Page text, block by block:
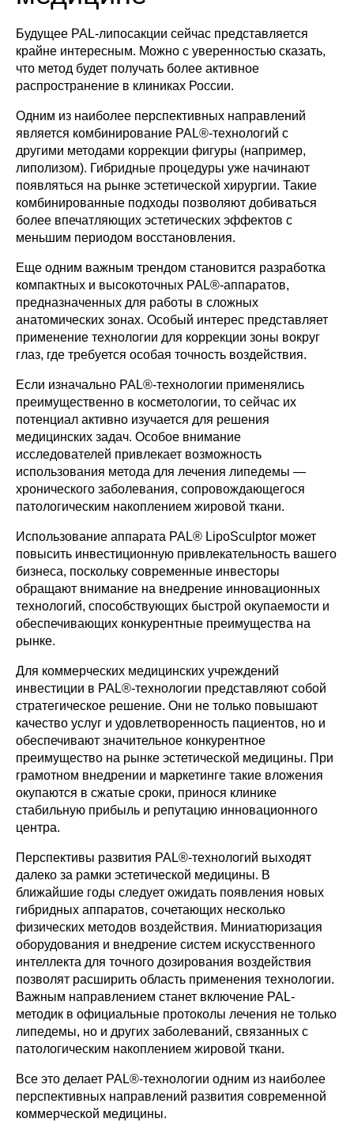
Будущее PAL-липосакции сейчас представляется
крайне интересным. Можно с уверенностью сказать,
что метод будет получать более активное
распространение в клиниках России.
Одним из наиболее перспективных направлений
является комбинирование PAL®-технологий с
другими методами коррекции фигуры (например,
липолизом). Гибридные процедуры уже начинают
появляться на рынке эстетической хирургии. Такие
комбинированные подходы позволяют добиваться
более впечатляющих эстетических эффектов с
меньшим периодом восстановления.
Еще одним важным трендом становится разработка
компактных и высокоточных PAL®-аппаратов,
предназначенных для работы в сложных
анатомических зонах. Особый интерес представляет
применение технологии для коррекции зоны вокруг
глаз, где требуется особая точность воздействия.
Если изначально PAL®-технологии применялись
преимущественно в косметологии, то сейчас их
потенциал активно изучается для решения
медицинских задач. Особое внимание
исследователей привлекает возможность
использования метода для лечения липедемы —
хронического заболевания, сопровождающегося
патологическим накоплением жировой ткани.
Использование аппарата PAL® LipoSculptor может
повысить инвестиционную привлекательность вашего
бизнеса, поскольку современные инвесторы
обращают внимание на внедрение инновационных
технологий, способствующих быстрой окупаемости и
обеспечивающих конкурентные преимущества на
рынке.
Для коммерческих медицинских учреждений
инвестиции в PAL®-технологии представляют собой
стратегическое решение. Они не только повышают
качество услуг и удовлетворенность пациентов, но и
обеспечивают значительное конкурентное
преимущество на рынке эстетической медицины. При
грамотном внедрении и маркетинге такие вложения
окупаются в сжатые сроки, принося клинике
стабильную прибыль и репутацию инновационного
центра.
Перспективы развития PAL®-технологий выходят
далеко за рамки эстетической медицины. В
ближайшие годы следует ожидать появления новых
гибридных аппаратов, сочетающих несколько
физических методов воздействия. Миниатюризация
оборудования и внедрение систем искусственного
интеллекта для точного дозирования воздействия
позволят расширить область применения технологии.
Важным направлением станет включение PAL-
методик в официальные протоколы лечения не только
липедемы, но и других заболеваний, связанных с
патологическим накоплением жировой ткани.
Все это делает PAL®-технологии одним из наиболее
перспективных направлений развития современной
коммерческой медицины.